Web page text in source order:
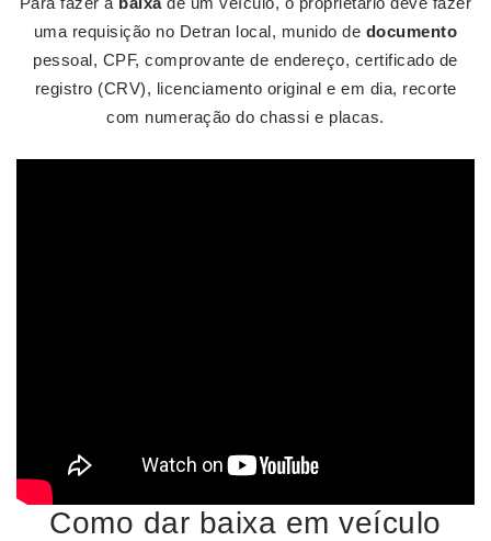
uma requisição no Detran local, munido de documento
pessoal, CPF, comprovante de endereço, certificado de
registro (CRV), licenciamento original e em dia, recorte
com numeração do chassi e placas.
Como dar baixa em veículo